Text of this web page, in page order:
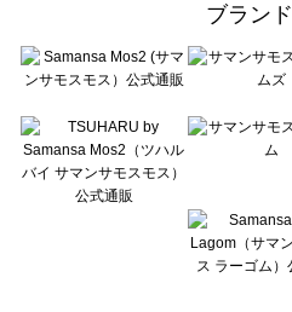
sō4ū（ソウフォーユー）の雑貨一覧
Te chichi（テチチ）の雑貨一覧
Te chichi CLASSIC（テチチ クラシック）の雑
Lugnoncure（ルノンキュール）の雑貨一覧
BETTY'S BLUE（べティーズブルー）の雑貨一
Wpc.（ワールドパーティー）の雑貨一覧
ブラン